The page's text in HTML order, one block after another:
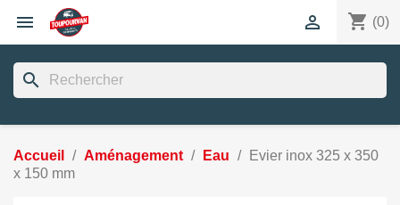
 shopping_cart (0)

search
Accueil Aménagement Eau
Evier inox 325 x 350
x 150 mm